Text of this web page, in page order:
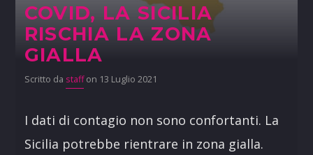
COVID, LA SICILIA
RISCHIA LA ZONA
GIALLA
Scritto da staffon 13 Luglio 2021
I dati di contagio non sono confortanti. La
Sicilia potrebbe rientrare in zona gialla.